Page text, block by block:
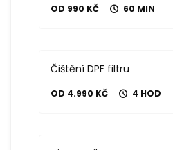
OD 990 KČ 60 MIN
Čištění DPF filtru
OD 4.990 KČ 4 HOD